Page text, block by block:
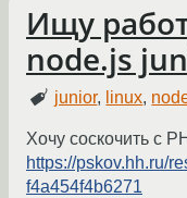
Ищу
node.js
junior, linux,
Хочу соскочить с
https://pskov.hh.ru/
f4a454f4b6271